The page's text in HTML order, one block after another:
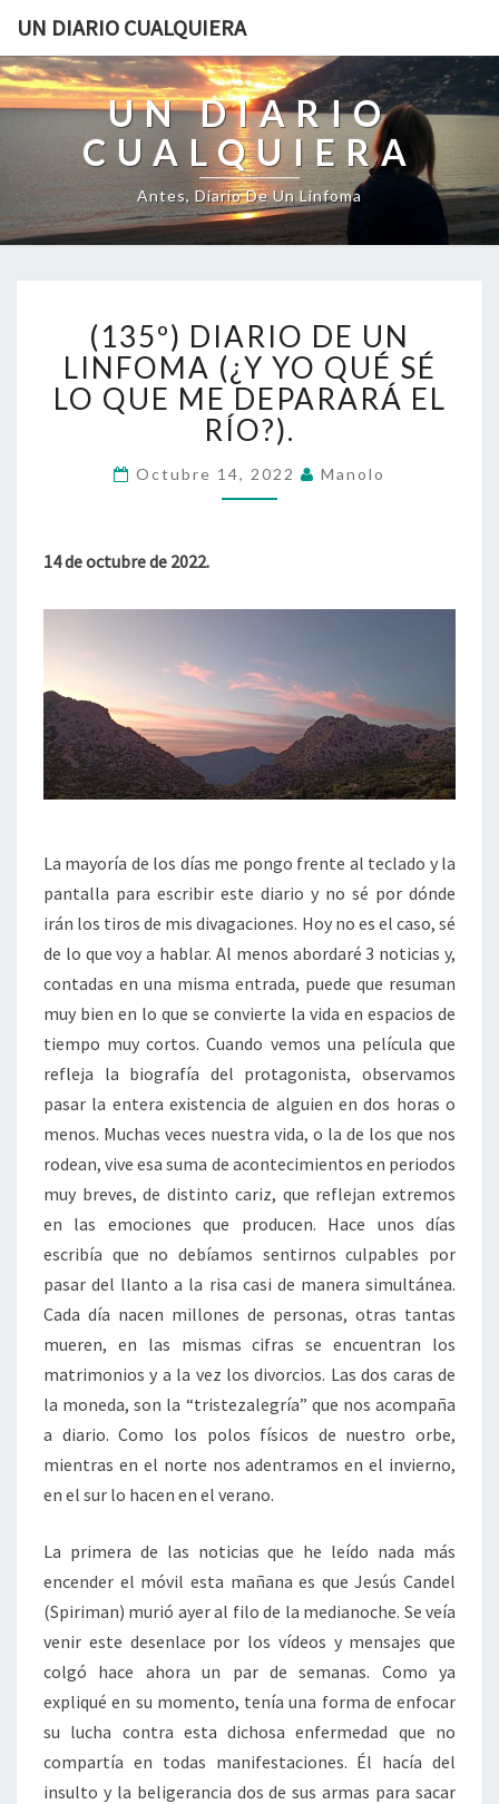
UN DIARIO CUALQUIERA
UN DIARIO
CUALQUIERA
Antes, Diario De Un Linfoma
DIARIO
DE
UN
LINFOMA
(¿Y
QUÉ
SÉ
DEPARARÁ
(135º) DIARIO DE UN
LINFOMA (¿Y YO QUÉ SÉ
LO QUE ME DEPARARÁ EL
RÍO?).
Octubre 14, 2022 Manolo
14 de octubre de 2022.
La mayoría de los días me pongo frente al teclado y la
pantalla para escribir este diario y no sé por dónde
irán los tiros de mis divagaciones. Hoy no es el caso, sé
de lo que voy a hablar. Al menos abordaré 3 noticias y,
contadas en una misma entrada, puede que resuman
muy bien en lo que se convierte la vida en espacios de
tiempo muy cortos. Cuando vemos una película que
refleja la biografía del protagonista, observamos
pasar la entera existencia de alguien en dos horas o
menos. Muchas veces nuestra vida, o la de los que nos
rodean, vive esa suma de acontecimientos en periodos
muy breves, de distinto cariz, que reflejan extremos
en las emociones que producen. Hace unos días
escribía que no debíamos sentirnos culpables por
pasar del llanto a la risa casi de manera simultánea.
Cada día nacen millones de personas, otras tantas
mueren, en las mismas cifras se encuentran los
matrimonios y a la vez los divorcios. Las dos caras de
la moneda, son la “tristezalegría” que nos acompaña
a diario. Como los polos físicos de nuestro orbe,
mientras en el norte nos adentramos en el invierno,
en el sur lo hacen en el verano.
La primera de las noticias que he leído nada más
encender el móvil esta mañana es que Jesús Candel
(Spiriman) murió ayer al filo de la medianoche. Se veía
venir este desenlace por los vídeos y mensajes que
colgó hace ahora un par de semanas. Como ya
expliqué en su momento, tenía una forma de enfocar
su lucha contra esta dichosa enfermedad que no
compartía en todas manifestaciones. Él hacía del
insulto y la beligerancia dos de sus armas para sacar